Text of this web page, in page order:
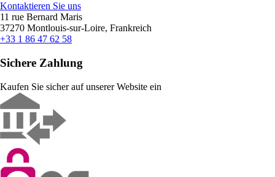
Kontaktieren Sie uns
11 rue Bernard Maris
37270 Montlouis-sur-Loire, Frankreich
+33 1 86 47 62 58
Sichere Zahlung
Kaufen Sie sicher auf unserer Website ein